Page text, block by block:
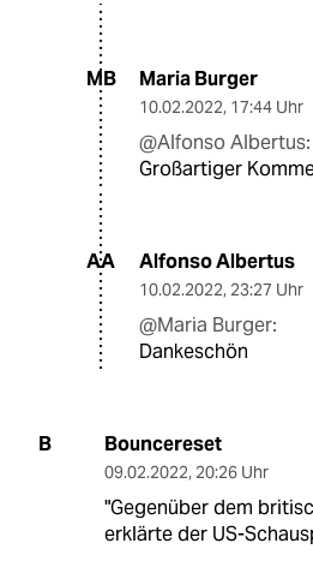
MB Maria Burger
10.02.2022, 17:44 Uhr
@Alfonso Albertus:
Großartiger
AA Alfonso Albertus
10.02.2022, 23:27 Uhr
@Maria Burger:
Dankeschön
B Bouncereset
09.02.2022, 20:26 Uhr
"Gegenüber dem
erklärte der US-